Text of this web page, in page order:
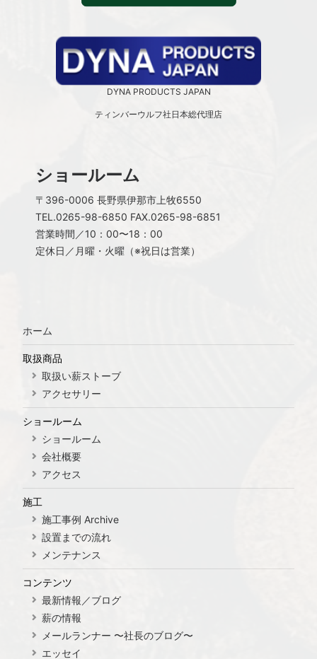
DYNA PRODUCTS JAPAN
ティンバーウルフ社日本総代理店
ショールーム
〒396-0006 長野県伊那市上牧6550
TEL.0265-98-6850 FAX.0265-98-6851
営業時間／10：00〜18：00
定休日／月曜・火曜（※祝日は営業）
ホーム
取扱商品
取扱い薪ストーブ
アクセサリー
ショールーム
ショールーム
会社概要
アクセス
施工
施工事例 Archive
設置までの流れ
メンテナンス
コンテンツ
最新情報／ブログ
薪の情報
メールランナー 〜社長のブログ〜
エッセイ